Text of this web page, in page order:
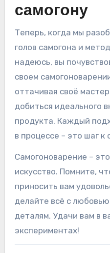
самогону
Теперь, когда мы
голов самогона и
надеюсь, вы
своем
оттачивая своё
добиться идеального
продукта. Каждый
в процессе – это шаг к
Самогоноварение –
искусство. Помните,
приносить вам
делайте всё с
деталям. Удачи вам в
экспериментах!